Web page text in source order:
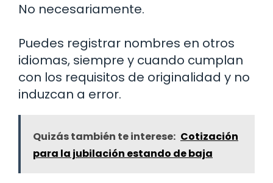
No necesariamente.
Puedes registrar nombres en otros
idiomas, siempre y cuando cumplan
con los requisitos de originalidad y no
induzcan a error.
Quizás también te interese: Cotización
para la jubilación estando de baja